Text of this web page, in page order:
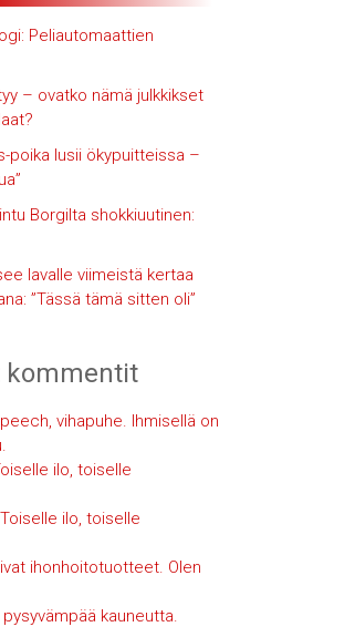
Peliautomaattien
– ovatko nämä julkkikset
poika lusii ökypuitteissa –
Borgilta shokkiuutinen:
lavalle viimeistä kertaa
”Tässä tämä sitten oli”
vihapuhe. Ihmisellä on
ilo, toiselle
ilo, toiselle
ihonhoitotuotteet. Olen
pysyvämpää kauneutta.